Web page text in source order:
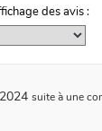
des avis :
suite à une